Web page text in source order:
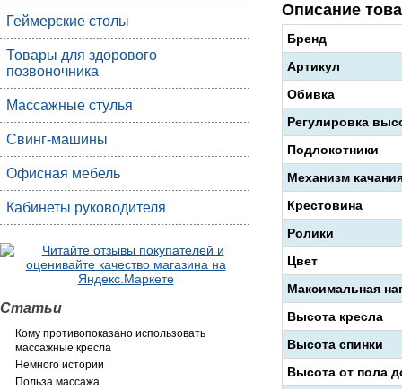
Геймерские столы
Товары для здорового
позвоночника
Массажные стулья
Свинг-машины
Офисная мебель
Кабинеты руководителя
Статьи
Кому противопоказано использовать
массажные кресла
Немного истории
Польза массажа
Описание
Бренд
Артикул
Обивка
Регулировка
Подлокотники
Механизм
Крестовина
Ролики
Цвет
Максимальная
Высота кресла
Высота спинки
Высота от пола